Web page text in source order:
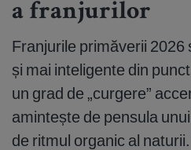
a franjurilor
Franjurile primăverii
și mai inteligente din
un grad de „curgere”
amintește de pensula
de ritmul organic al